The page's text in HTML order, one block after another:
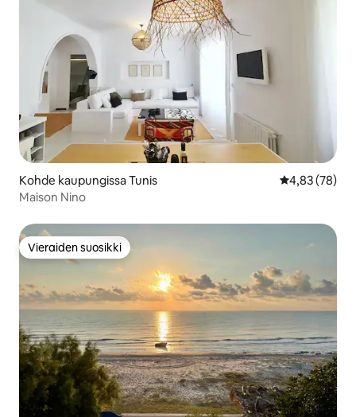
Kohde kaupungissa Tunis
4,83 (78)
Maison Nino
Vieraiden suosikki
Vieraiden suosikki